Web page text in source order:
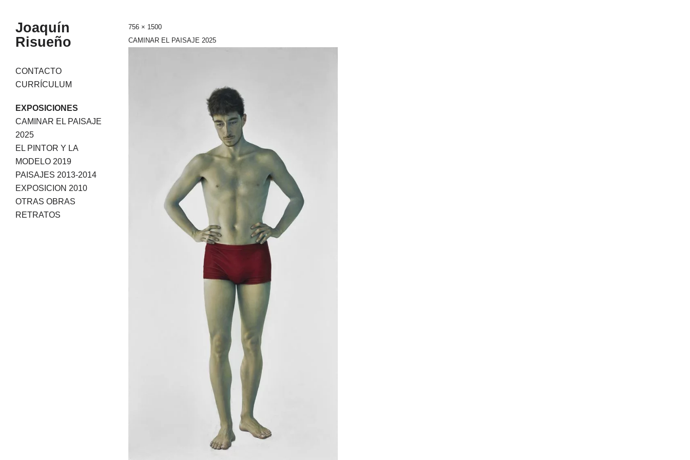
Joaquín
Risueño
Skip
to
CONTACTO
CURRÍCULUM
EXPOSICIONES
CAMINAR EL PAISAJE
2025
EL PINTOR Y LA
MODELO 2019
PAISAJES 2013-2014
EXPOSICION 2010
OTRAS OBRAS
RETRATOS
756 × 1500
CAMINAR EL PAISAJE 2025